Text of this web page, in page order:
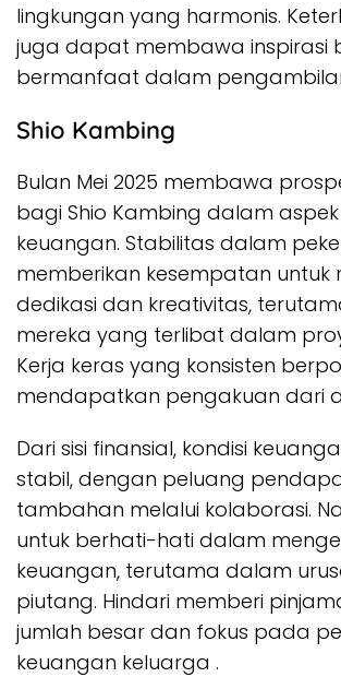
lingkungan yang harmonis.
juga dapat membawa inspirasi
bermanfaat dalam
Shio Kambing
Bulan Mei 2025 membawa
bagi Shio Kambing dalam
keuangan. Stabilitas dalam
memberikan kesempatan untuk
dedikasi dan kreativitas,
mereka yang terlibat dalam
Kerja keras yang konsisten
mendapatkan pengakuan dari
Dari sisi finansial, kondisi
stabil, dengan peluang
tambahan melalui kolaborasi.
untuk berhati-hati dalam
keuangan, terutama dalam
piutang. Hindari memberi
jumlah besar dan fokus pada
keuangan keluarga .